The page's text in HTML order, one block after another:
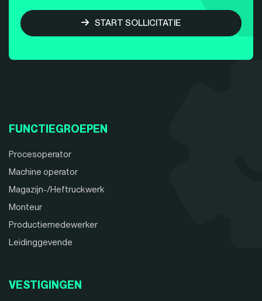
START SOLLICITATIE
FUNCTIEGROEPEN
Procesoperator
Machine operator
Magazijn-/Heftruckwerk
Monteur
Productiemedewerker
Leidinggevende
VESTIGINGEN